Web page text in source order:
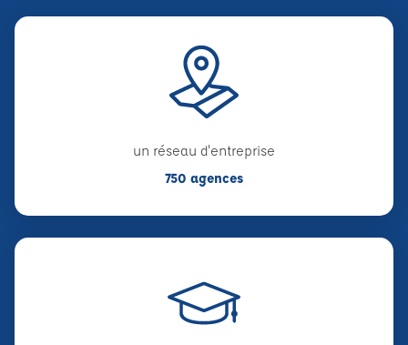
un réseau d'entreprise
750 agences